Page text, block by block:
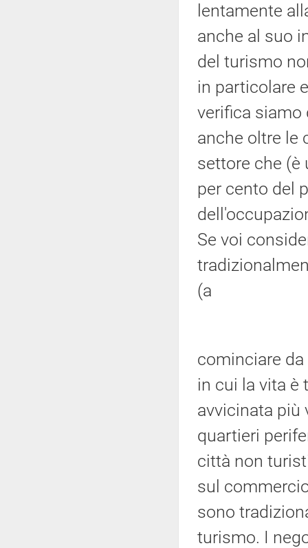
lentamente
anche al suo
del turismo
in particolare
verifica siamo
anche oltre le
settore che
per cento del
Se voi
(a
cominciare da
in cui la vita è
avvicinata più
quartieri
città non
sul
sono
turismo. I